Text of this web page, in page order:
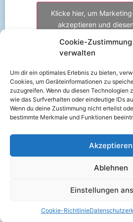
Cookie-Zustimmung
verwalten
Um dir ein optimales Erlebnis zu bieten,
Cookies, um Geräteinformationen zu
zuzugreifen. Wenn du diesen Technologien
wie das Surfverhalten oder eindeutige IDs
Wenn du deine Zustimmung nicht erteilst
bestimmte Merkmale und Funktionen
Akzeptieren
Ablehnen
Einstellungen
Cookie-Richtlinie
Klicke hier, um
akzeptieren und
Alle Rechte